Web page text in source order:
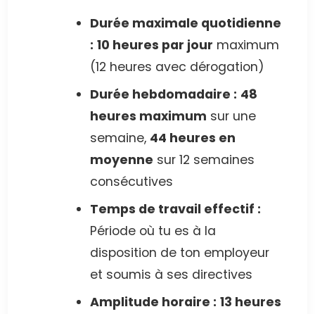
Durée maximale quotidienne
: 10 heures par jour maximum
(12 heures avec dérogation)
Durée hebdomadaire : 48
heures maximum sur une
semaine, 44 heures en
moyenne sur 12 semaines
consécutives
Temps de travail effectif :
Période où tu es à la
disposition de ton employeur
et soumis à ses directives
Amplitude horaire : 13 heures